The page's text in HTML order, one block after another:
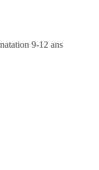
9-12 ans